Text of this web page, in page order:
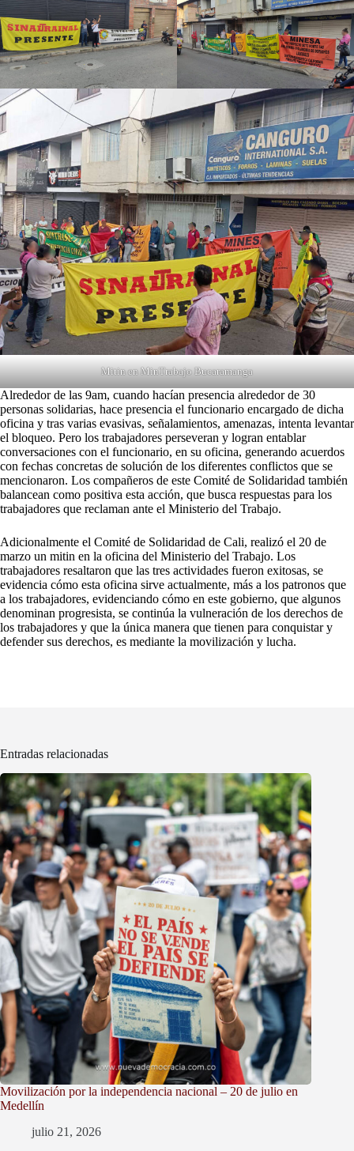
Mitin en MinTrabajo Bucaramanga
Alrededor de las 9am, cuando hacían presencia alrededor de 30
personas solidarias, hace presencia el funcionario encargado de dicha
oficina y tras varias evasivas, señalamientos, amenazas, intenta levantar
el bloqueo. Pero los trabajadores perseveran y logran entablar
conversaciones con el funcionario, en su oficina, generando acuerdos
con fechas concretas de solución de los diferentes conflictos que se
mencionaron. Los compañeros de este Comité de Solidaridad también
balancean como positiva esta acción, que busca respuestas para los
trabajadores que reclaman ante el Ministerio del Trabajo.
Adicionalmente el Comité de Solidaridad de Cali, realizó el 20 de
marzo un mitin en la oficina del Ministerio del Trabajo. Los
trabajadores resaltaron que las tres actividades fueron exitosas, se
evidencia cómo esta oficina sirve actualmente, más a los patronos que
a los trabajadores, evidenciando cómo en este gobierno, que algunos
denominan progresista, se continúa la vulneración de los derechos de
los trabajadores y que la única manera que tienen para conquistar y
defender sus derechos, es mediante la movilización y lucha.
Entradas relacionadas
Movilización por la independencia nacional – 20 de julio en
Medellín
julio 21, 2026